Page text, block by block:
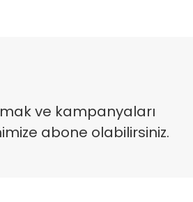
ve kampanyaları
abone olabilirsiniz.